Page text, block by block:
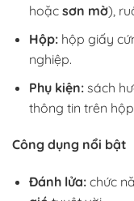
hoặc sơn mờ),
Hộp:hộp giấy
nghiệp.
Phụ kiện:sách
thông tin trên
Công dụng nổi bật
Đánh lửa:chức